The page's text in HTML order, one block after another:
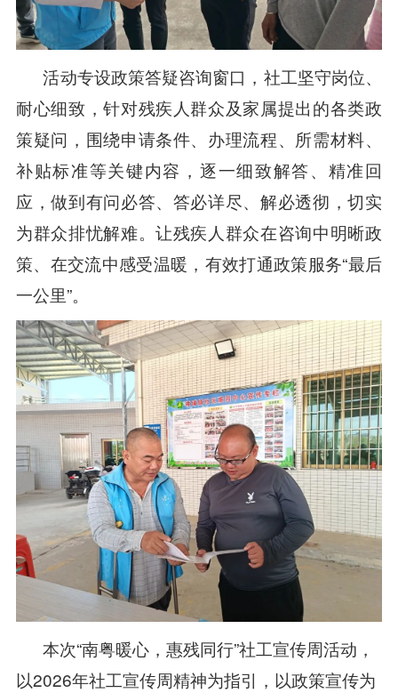
活动专设政策答疑咨询窗口，社工坚守岗位、
耐心细致，针对残疾人群众及家属提出的各类政
策疑问，围绕申请条件、办理流程、所需材料、
补贴标准等关键内容，逐一细致解答、精准回
应，做到有问必答、答必详尽、解必透彻 ，切实
为群众排忧解难。让残疾人群众在咨询中明晰政
策、在交流中感受温暖，有效打通政策服务“最后
一公里”。
本次“南粤暖心，惠残同行”社工宣传周活动，
以2026年社工宣传周精神为指引，以政策宣传为